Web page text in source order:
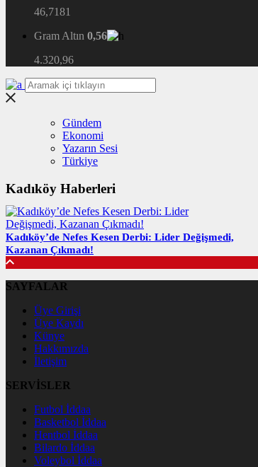
46,7181
Gram Altın 0,56
4.320,96
Gündem
Ekonomi
Yazarın Sesi
Türkiye
Kadıköy Haberleri
Kadıköy’de Nefes Kesen Derbi: Lider Değişmedi,
Kazanan Çıkmadı!
SAYFALAR
Üye Girişi
Üye Kaydı
Künye
Hakkımızda
İletişim
SERVİSLER
Futbol İddaa
Basketbol İddaa
Hentbol İddaa
Bilardo İddaa
Voleybol İddaa